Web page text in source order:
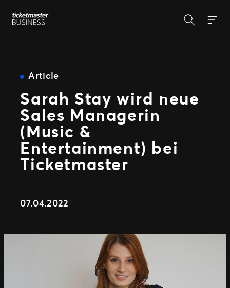
Zum
Inhalt
Unsere Lösungen
Ticketverkauf
Marketing und Auswertung
Partnerschaft mit Experten
Fan Experience
Universe
Warum Ticketmaster
Unsere Geschichte
Unsere Kunden
Support
Suchen
Article
Sarah Stay wird neue
Sales Managerin
(Music &
Entertainment) bei
Ticketmaster
07.04.2022